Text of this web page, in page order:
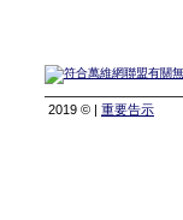
2019 © | 重要告示